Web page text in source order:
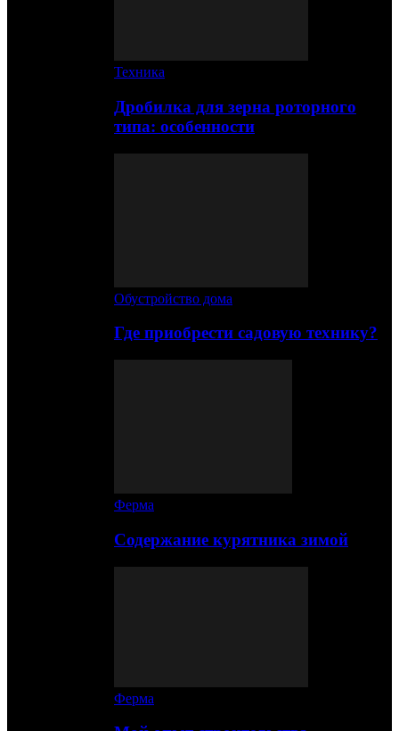
Техника
Дробилка для зерна роторного
типа: особенности
Обустройство дома
Где приобрести садовую технику?
Ферма
Содержание курятника зимой
Ферма